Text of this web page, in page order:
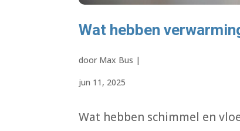
Wat hebben
door Max Bus |
jun 11, 2025
Wat hebben schimmel en